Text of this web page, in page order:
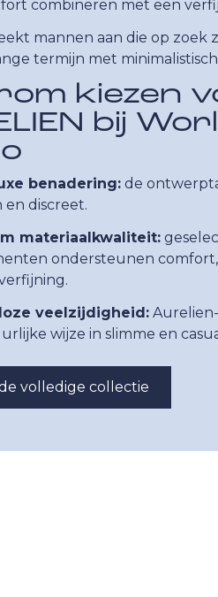
combineren met een
mannen aan die op zoek
termijn met
kiezen
bij
benadering: de
en discreet.
materiaalkwaliteit:
ondersteunen
veelzijdigheid:
wijze in slimme en
volledige collectie